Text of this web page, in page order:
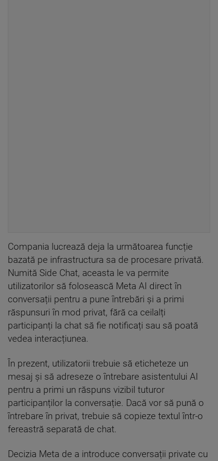
Compania lucrează deja la următoarea funcție
bazată pe infrastructura sa de procesare privată.
Numită Side Chat, aceasta le va permite
utilizatorilor să folosească Meta AI direct în
conversații pentru a pune întrebări și a primi
răspunsuri în mod privat, fără ca ceilalți
participanți la chat să fie notificați sau să poată
vedea interacțiunea.
În prezent, utilizatorii trebuie să eticheteze un
mesaj și să adreseze o întrebare asistentului AI
pentru a primi un răspuns vizibil tuturor
participanților la conversație. Dacă vor să pună o
întrebare în privat, trebuie să copieze textul într-o
fereastră separată de chat.
Decizia Meta de a introduce conversații private cu